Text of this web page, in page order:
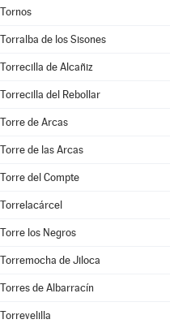
Tornos
Torralba de los Sisones
Torrecilla de Alcañiz
Torrecilla del Rebollar
Torre de Arcas
Torre de las Arcas
Torre del Compte
Torrelacárcel
Torre los Negros
Torremocha de Jiloca
Torres de Albarracín
Torrevelilla